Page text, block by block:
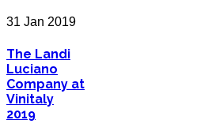
31 Jan 2019
The Landi
Luciano
Company at
Vinitaly
2019